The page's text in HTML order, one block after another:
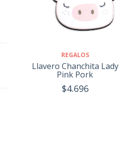
REGALOS
Llavero Chanchita Lady
Pink Pork
$4.696